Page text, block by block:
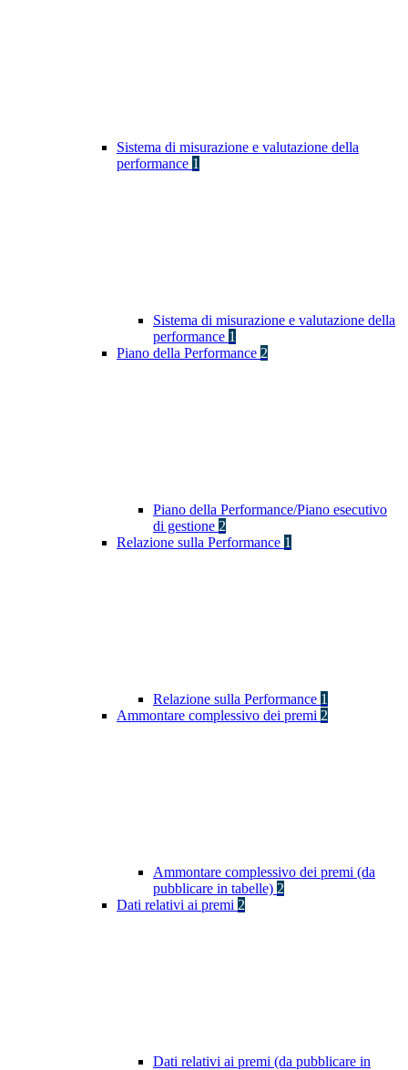
Sistema di misurazione e valutazione della
performance 1
Sistema di misurazione e valutazione della
performance 1
Piano della Performance 2
Piano della Performance/Piano esecutivo
di gestione 2
Relazione sulla Performance 1
Relazione sulla Performance 1
Ammontare complessivo dei premi 2
Ammontare complessivo dei premi (da
pubblicare in tabelle) 2
Dati relativi ai premi 2
Dati relativi ai premi (da pubblicare in